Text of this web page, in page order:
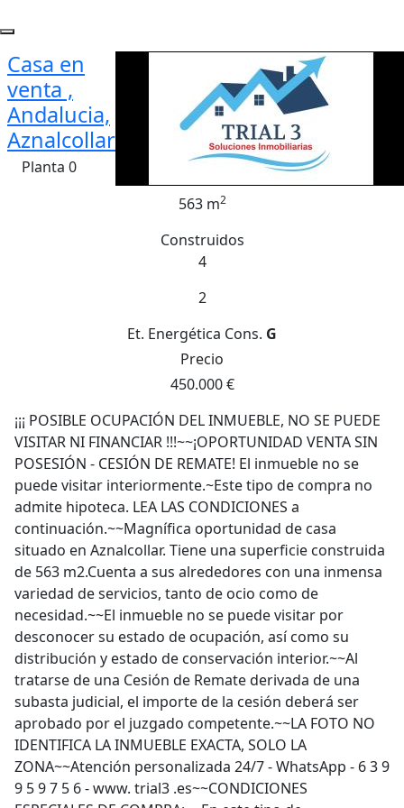
Casa en
venta ,
Andalucia,
Aznalcollar
Planta 0
563 m2
Construidos
4
2
Et. Energética Cons. G
Precio
450.000 €
¡¡¡ POSIBLE OCUPACIÓN DEL INMUEBLE, NO SE PUEDE
VISITAR NI FINANCIAR !!!~~¡OPORTUNIDAD VENTA SIN
POSESIÓN - CESIÓN DE REMATE! El inmueble no se
puede visitar interiormente.~Este tipo de compra no
admite hipoteca. LEA LAS CONDICIONES a
continuación.~~Magnífica oportunidad de casa
situado en Aznalcollar. Tiene una superficie construida
de 563 m2.Cuenta a sus alrededores con una inmensa
variedad de servicios, tanto de ocio como de
necesidad.~~El inmueble no se puede visitar por
desconocer su estado de ocupación, así como su
distribución y estado de conservación interior.~~Al
tratarse de una Cesión de Remate derivada de una
subasta judicial, el importe de la cesión deberá ser
aprobado por el juzgado competente.~~LA FOTO NO
IDENTIFICA LA INMUEBLE EXACTA, SOLO LA
ZONA~~Atención personalizada 24/7 - WhatsApp - 6 3 9
9 5 9 7 5 6 - www. trial3 .es~~CONDICIONES